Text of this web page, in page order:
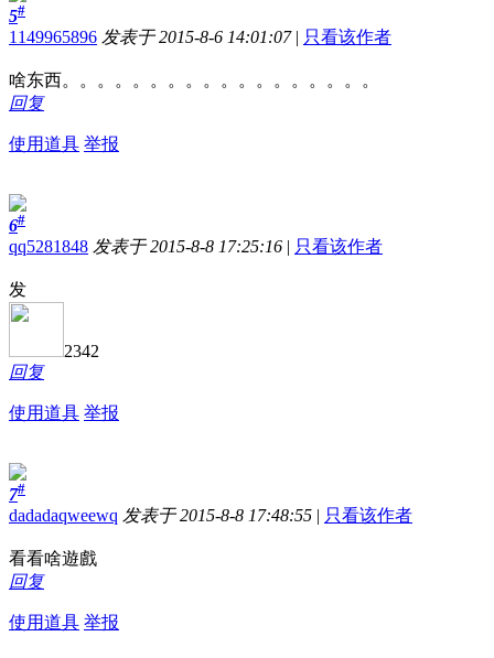
5#
1149965896 发表于 2015-8-6 14:01:07 | 只看该作者
啥东西。。。。。。。。。。。。。。。。。。
回复
使用道具 举报
6#
qq5281848 发表于 2015-8-8 17:25:16 | 只看该作者
发
2342
回复
使用道具 举报
7#
dadadaqweewq 发表于 2015-8-8 17:48:55 | 只看该作者
看看啥遊戲
回复
使用道具 举报